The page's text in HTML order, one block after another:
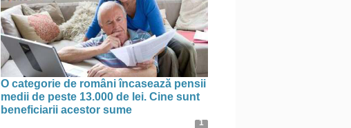
O categorie de români încasează pensii
medii de peste 13.000 de lei. Cine sunt
beneficiarii acestor sume
1